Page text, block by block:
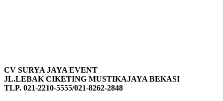
CV SURYA JAYA EVENT
JL.LEBAK CIKETING MUSTIKAJAYA BEKASI
TLP. 021-2210-5555/021-8262-2848